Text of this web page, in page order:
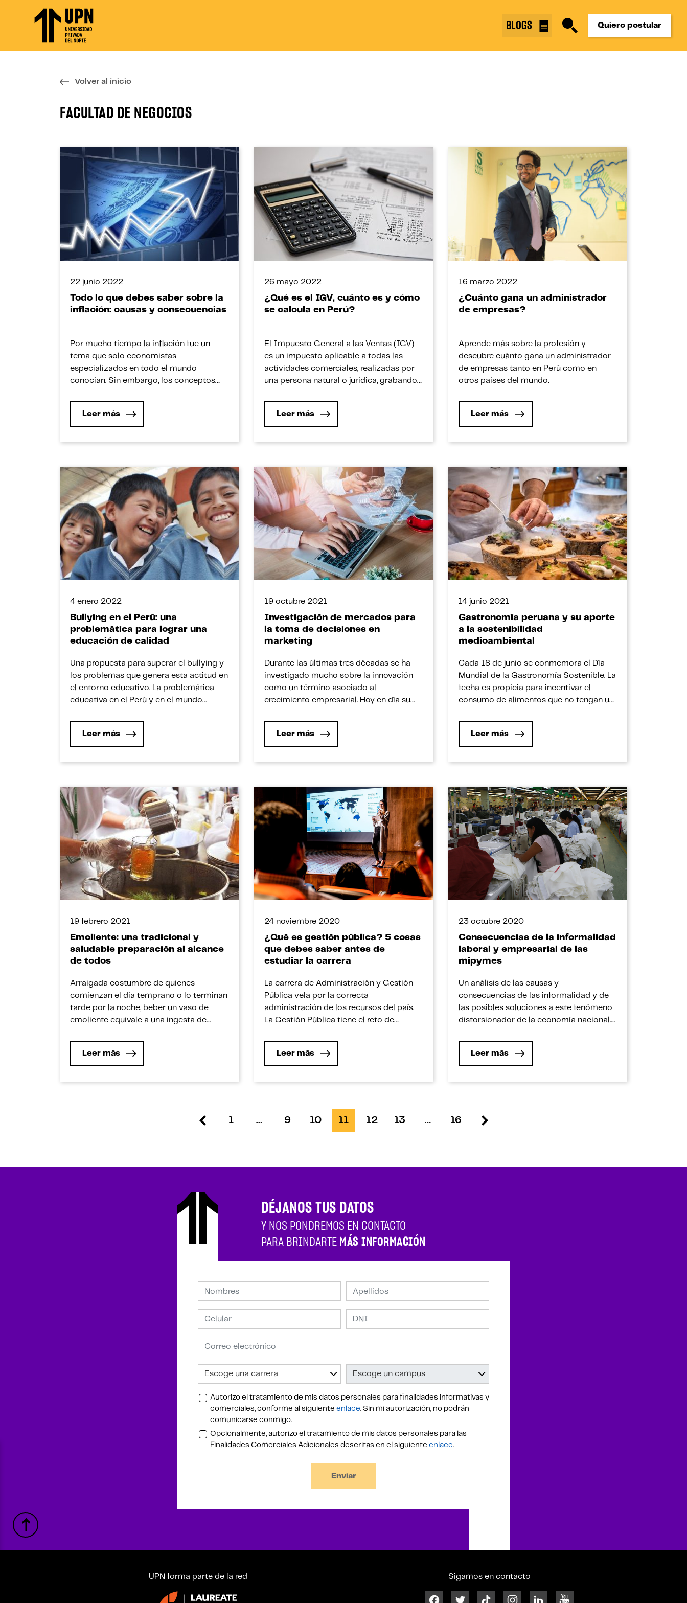
BLOGS Quiero postular
Volver al inicio
FACULTAD DE NEGOCIOS
22 junio 2022
Todo lo que debes saber sobre la
inflación: causas y consecuencias
Por mucho tiempo la inflación fue un
tema que solo economistas
especializados en todo el mundo
conocían. Sin embargo, los conceptos
que el siglo pasado, en especial en los
manera en Latinoamérica. Tal es […]
Leer más
26 mayo 2022
¿Qué es el IGV, cuánto es y cómo
se calcula en Perú?
El Impuesto General a las Ventas (IGV)
es un impuesto aplicable a todas las
actividades comerciales, realizadas por
una persona natural o jurídica, grabando
servicios, los contratos de construcción,
importación de bienes que se realizan en
Leer más
16 marzo 2022
¿Cuánto gana un administrador
de empresas?
Aprende más sobre la profesión y
descubre cuánto gana un administrador
de empresas tanto en Perú como en
otros países del mundo.
Leer más
4 enero 2022
Bullying en el Perú: una
problemática para lograr una
educación de calidad
Una propuesta para superar el bullying y
los problemas que genera esta actitud en
el entorno educativo. La problemática
educativa en el Perú y en el mundo
ponen énfasis en el desarrollo de los
Objetivos de Desarrollo Sostenible (ODS),
el cuarto de los […]
Leer más
19 octubre 2021
Investigación de mercados para
la toma de decisiones en
marketing
Durante las últimas tres décadas se ha
investigado mucho sobre la innovación
como un término asociado al
crecimiento empresarial. Hoy en día su
del campo de la investigación. A su vez,
el proceso de innovación en las empresas
constituye una oportunidad de alcanzar
Leer más
14 junio 2021
Gastronomía peruana y su aporte
a la sostenibilidad
medioambiental
Cada 18 de junio se conmemora el Día
Mundial de la Gastronomía Sostenible. La
fecha es propicia para incentivar el
consumo de alimentos que no tengan un
importancia de comprometerse con este
propósito. La gastronomía peruana ha
alcanzado un sitial importante en […]
Leer más
19 febrero 2021
Emoliente: una tradicional y
saludable preparación al alcance
de todos
Arraigada costumbre de quienes
comienzan el día temprano o lo terminan
tarde por la noche, beber un vaso de
emoliente equivale a una ingesta de
preparaciones de peruanísimo sabor.
un poquito de alfalfa”, “bastante linaza”.
Leer más
24 noviembre 2020
¿Qué es gestión pública? 5 cosas
que debes saber antes de
estudiar la carrera
La carrera de Administración y Gestión
Pública vela por la correcta
administración de los recursos del país.
La Gestión Pública tiene el reto de
con la finalidad de satisfacer a la
necesidades y problemas públicos que
Leer más
23 octubre 2020
Consecuencias de la informalidad
laboral y empresarial de las
mipymes
Un análisis de las causas y
consecuencias de las informalidad y de
las posibles soluciones a este fenómeno
distorsionador de la economía nacional.
preocupación persistente, sobre todo en
medianas empresas (mipymes), ya que
Leer más
1 … 9 10 11 12 13 … 16
DÉJANOS TUS DATOS
Y NOS PONDREMOS EN CONTACTO
PARA BRINDARTE MÁS INFORMACIÓN
Autorizo el tratamiento de mis datos personales para finalidades informativas y
comerciales, conforme al siguiente enlace. Sin mi autorización, no podrán
comunicarse conmigo.
Opcionalmente, autorizo el tratamiento de mis datos personales para las
Finalidades Comerciales Adicionales descritas en el siguiente enlace.
Enviar
UPN forma parte de la red Sigamos en contacto